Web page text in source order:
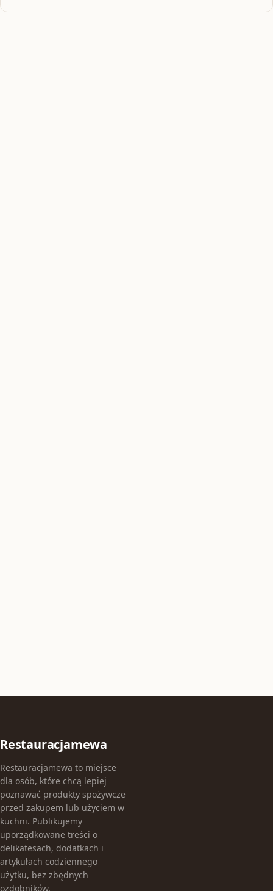
Restauracjamewa
Restauracjamewa to miejsce
dla osób, które chcą lepiej
poznawać produkty spożywcze
przed zakupem lub użyciem w
kuchni. Publikujemy
uporządkowane treści o
delikatesach, dodatkach i
artykułach codziennego
użytku, bez zbędnych
ozdobników.